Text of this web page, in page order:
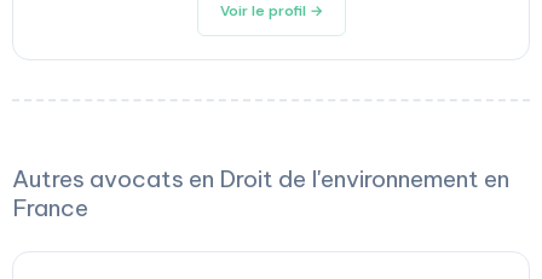
Voir le profil →
Autres avocats en Droit de l'environnement en
France